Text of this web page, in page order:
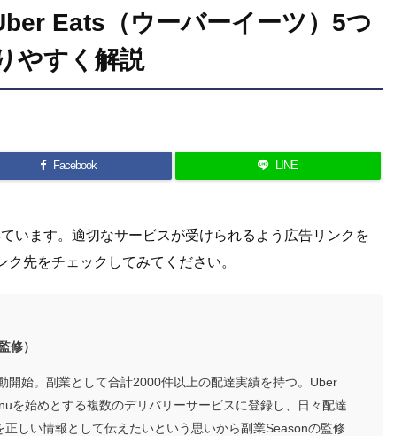
Eats（ウーバーイーツ）5つ
やすく解説
Facebook LINE
います。適切なサービスが受けられるよう広告リンクを
先をチェックしてみてください。
修）
開始。副業として合計2000件以上の配達実績を持つ。Uber
を始めとする複数のデリバリーサービスに登録し、日々配達
しい情報として伝えたいという思いから副業Seasonの監修